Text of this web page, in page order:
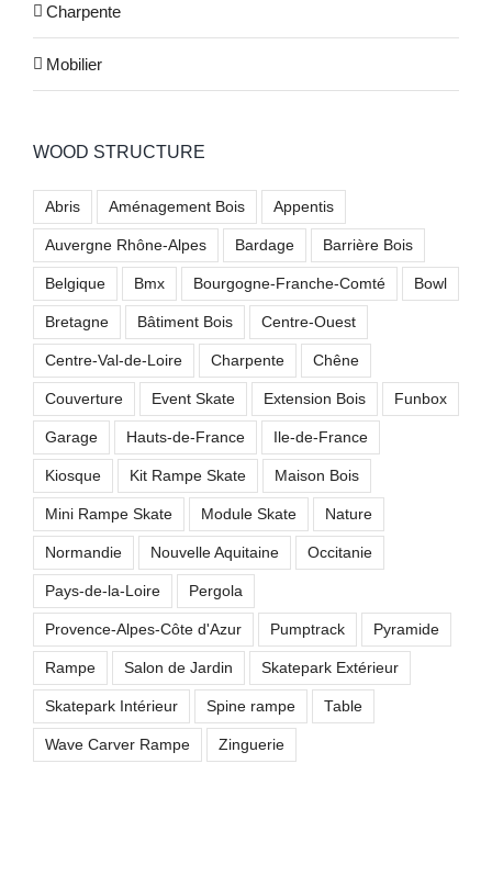
Charpente
Mobilier
WOOD STRUCTURE
Abris Aménagement Bois Appentis
Auvergne Rhône-Alpes Bardage Barrière Bois
Belgique Bmx Bourgogne-Franche-Comté Bowl
Bretagne Bâtiment Bois Centre-Ouest
Centre-Val-de-Loire Charpente Chêne
Couverture Event Skate Extension Bois Funbox
Garage Hauts-de-France Ile-de-France
Kiosque Kit Rampe Skate Maison Bois
Mini Rampe Skate Module Skate Nature
Normandie Nouvelle Aquitaine Occitanie
Pays-de-la-Loire Pergola
Provence-Alpes-Côte d'Azur Pumptrack Pyramide
Rampe Salon de Jardin Skatepark Extérieur
Skatepark Intérieur Spine rampe Table
Wave Carver Rampe Zinguerie